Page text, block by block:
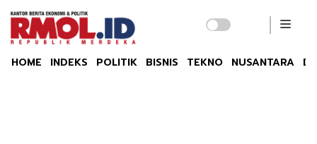
HOME INDEKS POLITIK BISNIS TEKNO NUSANTARA